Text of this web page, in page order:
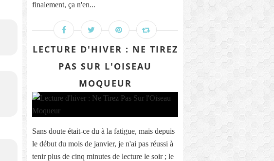
finalement, ça n'en...
LECTURE D'HIVER : NE TIREZ
PAS SUR L'OISEAU
MOQUEUR
Sans doute était-ce du à la fatigue, mais depuis
le début du mois de janvier, je n'ai pas réussi à
tenir plus de cinq minutes de lecture le soir ; le